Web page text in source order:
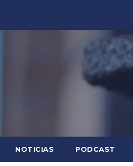
NOTICIAS PODCAST